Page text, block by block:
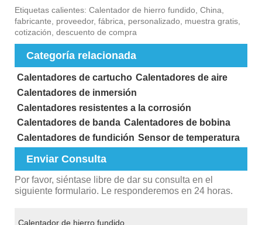
Etiquetas calientes: Calentador de hierro fundido, China,
fabricante, proveedor, fábrica, personalizado, muestra gratis,
cotización, descuento de compra
Categoría relacionada
Calentadores de cartucho Calentadores de aire
Calentadores de inmersión
Calentadores resistentes a la corrosión
Calentadores de banda Calentadores de bobina
Calentadores de fundición Sensor de temperatura
Enviar Consulta
Por favor, siéntase libre de dar su consulta en el
siguiente formulario. Le responderemos en 24 horas.